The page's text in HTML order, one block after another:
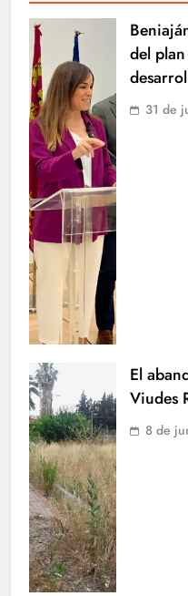
del
31 de
El
Viudes
8 de